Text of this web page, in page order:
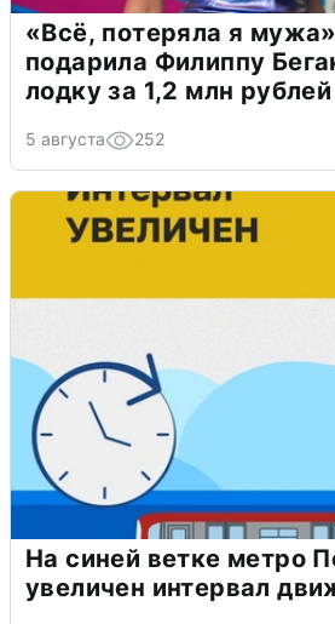
«Всё, потеряла я
подарила Филиппу
лодку за 1,2 млн рублей
5 августа 252
На синей ветке метро
увеличен интервал